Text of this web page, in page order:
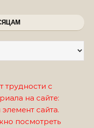
трудности с
на сайте:
сайта.
посмотреть